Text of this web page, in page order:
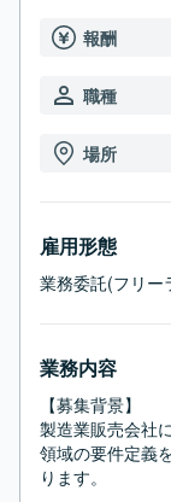
報酬
職種
場所
雇用形態
業務委託(フリー
業務内容
【募集背景】
製造業販売会社
領域の要件定義
ります。